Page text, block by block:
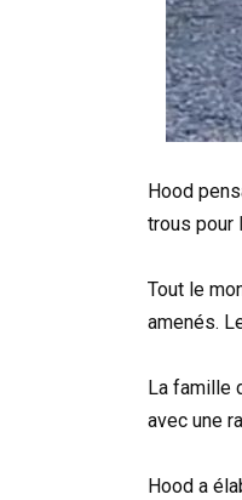
Hood
trous pour
Tout le
amenés.
La famille
avec une
Hood a